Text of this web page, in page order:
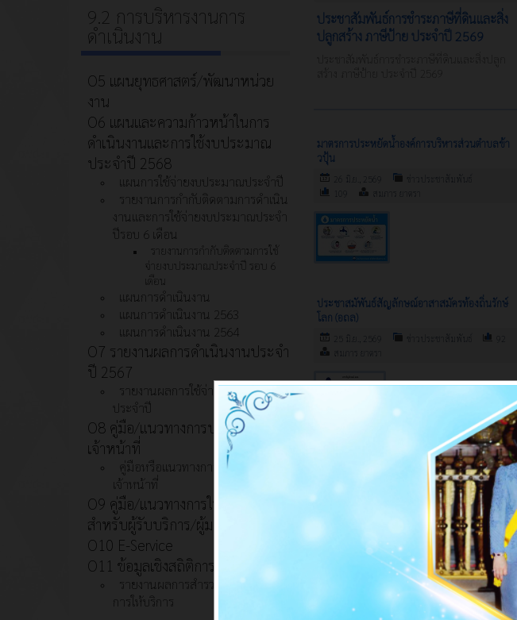
ประชาสัมพันธ์การชำระภาษีที่ดินและสิ่ง
ปลูกสร้าง ภาษีป้าย ประจำปี 2569
สร้าง ภาษีป้าย ประจำปี 2569
มาตรการประหยัดน้ำองค์การบริหารส่วนตำบลข้า
วปุ้น
26 มิ.ย., 2569
ข่าวประชาสัมพันธ์
109
สมภาร ยาตรา
ประชาสมัพันธ์สัญลักษณ์อาสาสมัครท้องถิ่นรักษ์
โลก (อถล)
25 มิ.ย., 2569 ข่าวประชาสัมพันธ์
92
สมภาร ยาตรา
องค์การบริหารส่วนตำบลข้าวปุ้น จัดประชุมการขับ
เคลื่อนยกระดับคะแนน ITA หน่วยงานภาครัฐ มุ่งสู่
การบริหารงานโปร่งใส ปลอดการทุจริต
ข่าวประชาสัมพันธ์
สมภาร ยาตรา
องค์การบริหารส่วนตำบลข้าวปุ้น จัด
ประชุมการขับเคลื่อนยกระดับ
คะแนน ITA หน่วยงานภาครัฐ…
9.2 การบริหารงานการ
ดำเนินงาน
O5 แผนยุทธศาสตร์/พัฒนาหน่วย
งาน
O6 แผนและความก้าวหน้าในการ
ดำเนินงานและการใช้งบประมาณ
ประจำปี 2568
แผนการใช้จ่ายงบประมาณประจำปี
รายงานการกำกับติดตามการดำเนิน
งานและการใช้จ่ายงบประมาณประจำ
ปีรอบ 6 เดือน
รายงานการกำกับติดตามการใช้
จ่ายงบประมาณประจำปี รอบ 6
เดือน
แผนการดำเนินงาน
แผนการดำเนินงาน 2563
แผนการดำเนินงาน 2564
O7 รายงานผลการดำเนินงานประจำ
ปี 2567
รายงานผลการใช้จ่ายงบประมาณ
ประจำปี
O8 คู่มือ/แนวทางการปฏิบัติงานของ
เจ้าหน้าที่
คู่มือหรือแนวทางการปฏิบัติงานของ
เจ้าหน้าที่
O9 คู่มือ/แนวทางการให้บริการ
สำหรับผู้รับบริการ/ผู้มาติดต่อ
O10 E-Service
O11 ข้อมูลเชิงสถิติการให้บริการ
รายงานผลการสำรวจความพึงพอใจ
การให้บริการ